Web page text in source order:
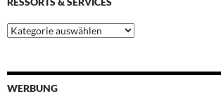
Ressorts
&
WERBUNG